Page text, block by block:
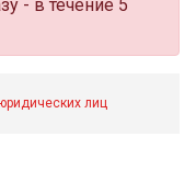
- в течение 5
лиц